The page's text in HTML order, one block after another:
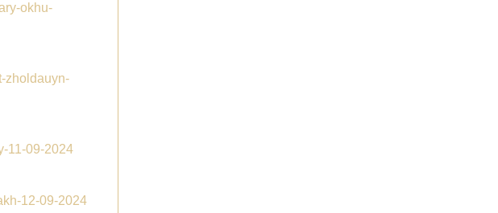
okhu-
zholdauyn-
11-09-2024
12-09-2024